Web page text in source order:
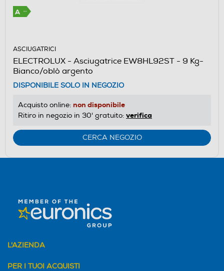
ASCIUGATRICI
ELECTROLUX - Asciugatrice EW8HL92ST - 9 Kg-
Bianco/oblò argento
DISPONIBILE SOLO IN NEGOZIO
Acquisto online: non disponibile
Ritiro in negozio in 30' gratuito: verifica
CERCA NEGOZIO
L'AZIENDA
PER I TUOI ACQUISTI